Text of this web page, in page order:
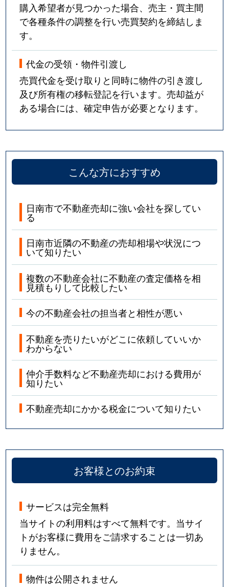
購入希望者が見つかった場合、売主・買主間
で各種条件の調整を行い売買契約を締結しま
す。
代金の受領・物件引渡し
売買代金を受け取りと同時に物件の引き渡し
及び所有権の移転登記を行います。売却益が
ある場合には、確定申告が必要となります。
こんな方におすすめ
日南市で不動産売却に強い会社を探してい
る
日南市近隣の不動産の売却相場や状況につ
いて知りたい
複数の不動産会社に不動産の査定価格を相
見積もりして比較したい
今の不動産会社の担当者と相性が悪い
不動産を売りたいがどこに依頼していいか
わからない
仲介手数料など不動産売却における費用が
知りたい
不動産売却にかかる税金について知りたい
お客様とのお約束
サービスは完全無料
当サイトの利用料はすべて無料です。当サイ
トがお客様に費用をご請求することは一切あ
りません。
物件は公開されません